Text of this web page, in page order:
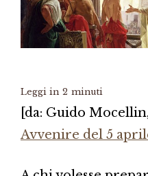
Leggi in 2 minuti
[da: Guido
Avvenire del 5